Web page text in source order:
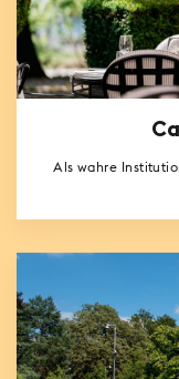
Als wahre